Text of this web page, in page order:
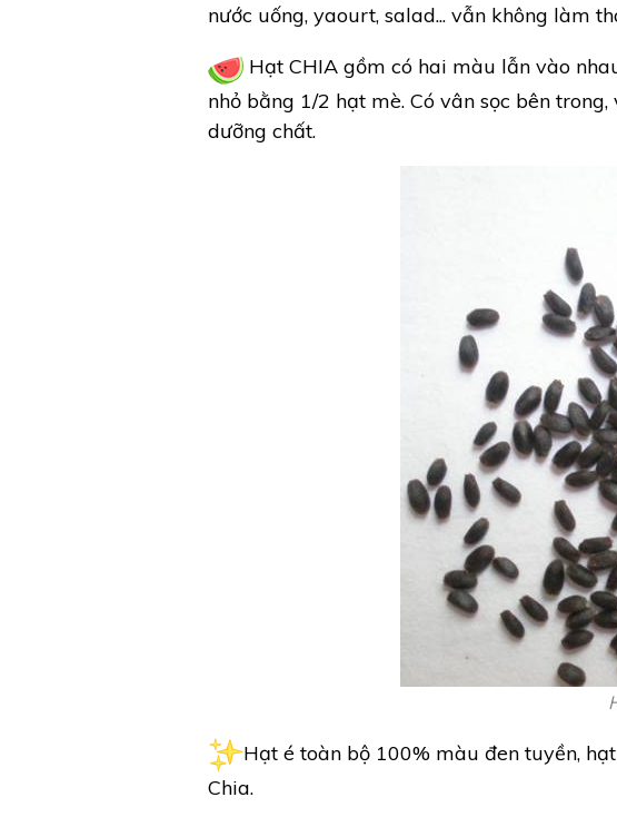
nước uống, yaourt, salad... vẫn không làm
Hạt CHIA gồm có hai màu lẫn vào
nhỏ bằng 1/2 hạt mè. Có vân sọc bên
dưỡng chất.
Hạt é toàn bộ 100% màu đen tuyền,
Chia.